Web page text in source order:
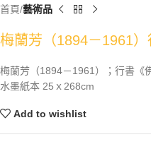
首頁 藝術品
梅蘭芳（1894－1961）
梅蘭芳（1894－1961）；行書《
水墨紙本 25ｘ268cm
Add to wishlist